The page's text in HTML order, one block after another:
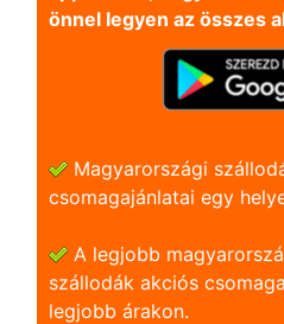
önnel legyen az összes
Magyarországi
csomagajánlatai egy
A legjobb
szállodák akciós
legjobb árakon.